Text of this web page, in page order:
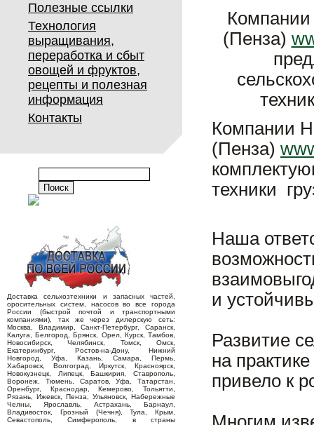
Полезные ссылки
Технология
выращивания,
переработка и сбыт
овощей и фруктов,
рецепты и полезная
информация
Контакты
Доставка сельхозтехники и запасных частей,
оросительных систем, насосов во все города
России (быстрой почтой и транспортными
компаниями), так же через дилерскую сеть:
Москва, Владимир, Санкт-Петербург, Саранск,
Калуга, Белгород, Брянск, Орел, Курск, Тамбов,
Новосибирск, Челябинск, Томск, Омск,
Екатеринбург, Ростов-на-Дону, Нижний
Новгород, Уфа, Казань, Самара, Пермь,
Хабаровск, Волгоград, Иркутск, Красноярск,
Новокузнецк, Липецк, Башкирия, Ставрополь,
Воронеж, Тюмень, Саратов, Уфа, Татарстан,
Оренбург, Краснодар, Кемерово, Тольятти,
Рязань, Ижевск, Пенза, Ульяновск, Набережные
Челны, Ярославль, Астрахань, Барнаул,
Владивосток, Грозный (Чечня), Тула, Крым,
Севастополь, Симферополь, в страны
(Пенза)
Компании
(Пенза)
техники
Наша
и
Развитие
на
привело к